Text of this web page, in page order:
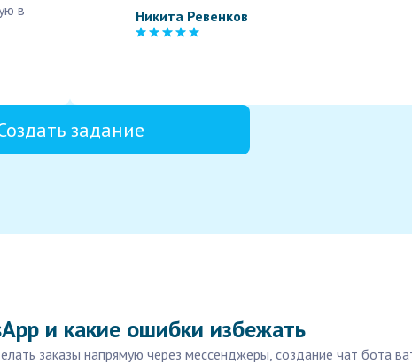
в
Никита Ревенков
задание
и какие ошибки избежать
заказы напрямую через мессенджеры, создание чат бота